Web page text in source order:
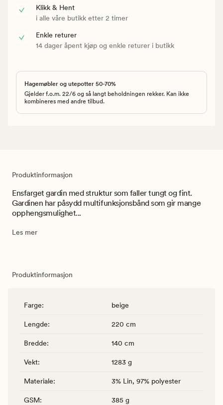
Klikk & Hent
i alle våre butikk etter 2 timer
Enkle returer
14 dager åpent kjøp og enkle returer i butikk
Hagemøbler og utepotter 50-70%
Gjelder f.o.m. 22/6 og så langt beholdningen rekker. Kan ikke
kombineres med andre tilbud.
Produktinformasjon
Ensfarget gardin med struktur som faller tungt og fint.
Gardinen har påsydd multifunksjonsbånd som gir mange
opphengsmulighet...
Les mer
Produktinformasjon
Farge: beige
Lengde: 220 cm
Bredde: 140 cm
Vekt: 1283 g
Materiale: 3% Lin, 97% polyester
GSM: 385 g